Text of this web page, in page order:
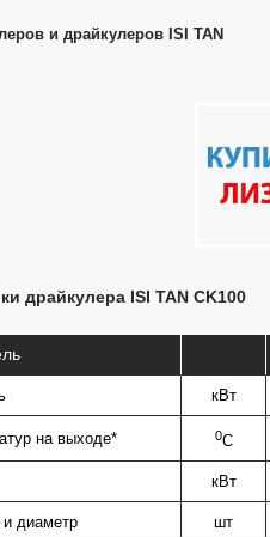
и драйкулеров ISI TAN
драйкулера ISI TAN CK100
кВт
на выходе* 0C
кВт
и диаметр шт